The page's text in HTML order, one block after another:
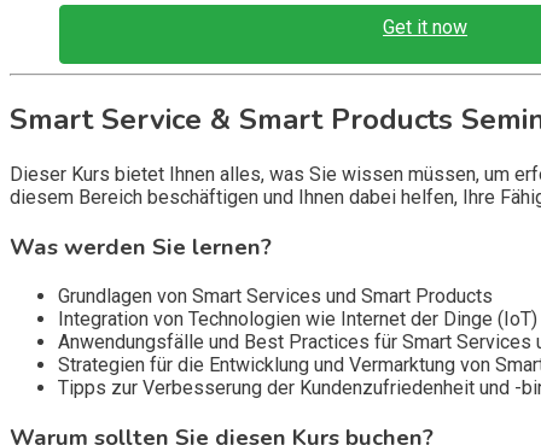
Get it now
Smart Service & Smart Products
Dieser Kurs bietet Ihnen alles, was Sie wissen müssen, um
diesem Bereich beschäftigen und Ihnen dabei helfen, Ihre
Was werden Sie lernen?
Grundlagen von Smart Services und Smart Products
Integration von Technologien wie Internet der Dinge
Anwendungsfälle und Best Practices für Smart Services
Strategien für die Entwicklung und Vermarktung von
Tipps zur Verbesserung der Kundenzufriedenheit und -
Warum sollten Sie diesen Kurs buchen?